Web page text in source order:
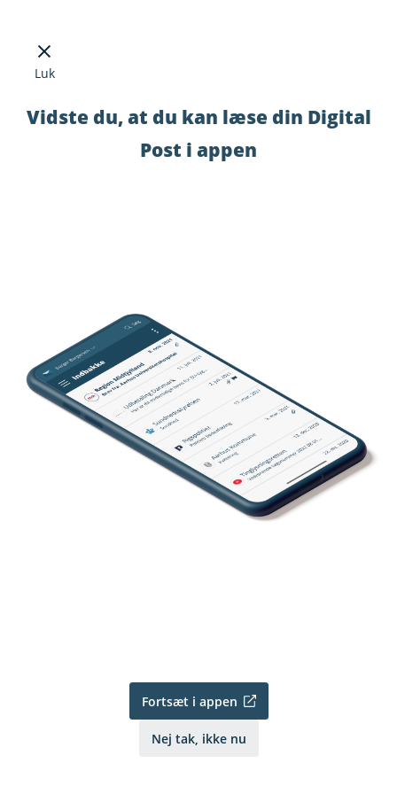
Luk
Vidste du, at du kan læse din Digital
Post i appen
Fortsæt i appen
Nej tak, ikke nu